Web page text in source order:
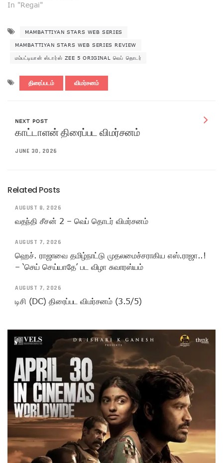
In "Regai"
MAMBATTIYAN STARS WEB SERIES
MAMBATTIYAN STARS WEB SERIES REVIEW
மம்பட்டியான் ஸ்டார்ஸ் ZEE 5 ORIGINAL வெப் தொடர்
திரைப்படம் விமர்சனம்
NEXT POST
காட்டாளன் திரைப்பட விமர்சனம்
JUNE 30, 2026
Related Posts
AUGUST 8, 2026
வதந்தி சீசன் 2 – வெப் தொடர் விமர்சனம்
AUGUST 7, 2026
ஹெச். ராஜாவை தமிழ்நாட்டு முதலமைச்சராகிய எஸ்.ராஜா..!
– ‘செய் செய்யாதே’ பட விழா சுவாரஸ்யம்
AUGUST 7, 2026
டிசி (DC) திரைப்பட விமர்சனம் (3.5/5)